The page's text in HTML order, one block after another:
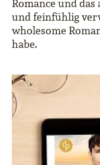
Romance und
und feinfühlig
wholesome
habe.